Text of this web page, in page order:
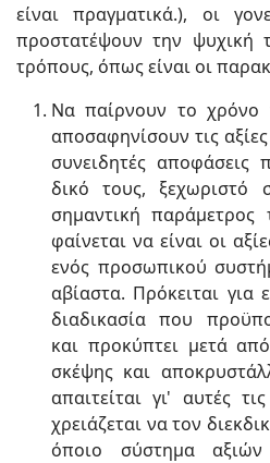
είναι πραγματικά.), οι
προστατέψουν την ψυχική
τρόπους, όπως είναι οι
Να παίρνουν το χρόνο
αποσαφηνίσουν τις
συνειδητές αποφάσεις
δικό τους,
σημαντική παράμετρος
φαίνεται να είναι οι
ενός προσωπικού
αβίαστα. Πρόκειται
διαδικασία που
και προκύπτει μετά από
σκέψης και
απαιτείται γι' αυτές
χρειάζεται να τον
όποιο σύστημα